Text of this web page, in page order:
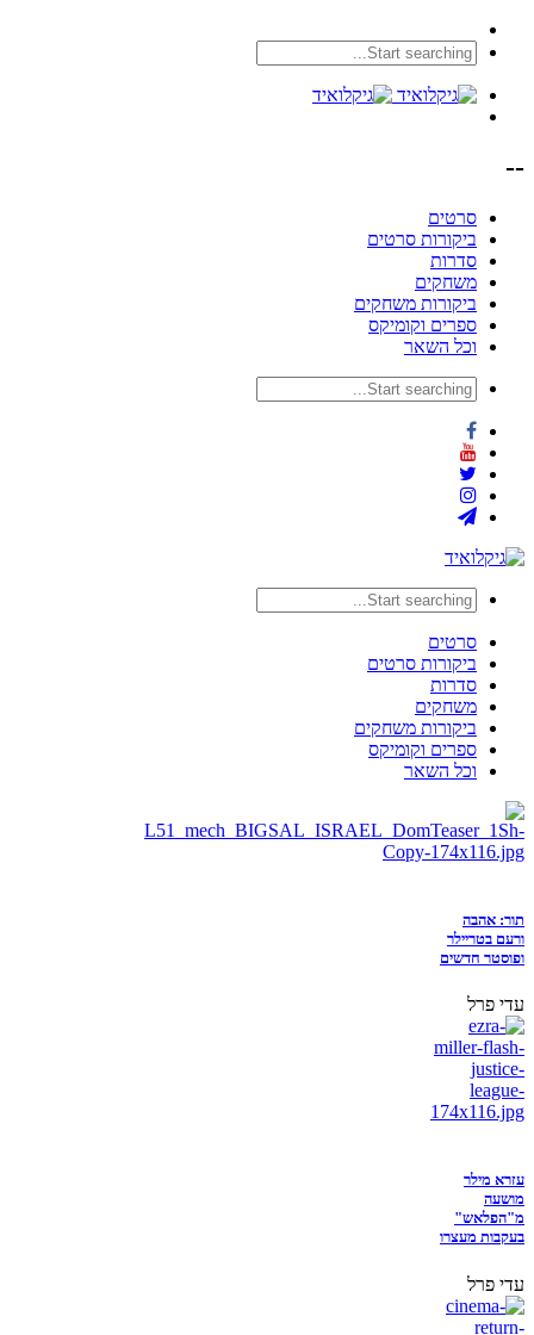
--
סרטים
ביקורות סרטים
סדרות
משחקים
ביקורות משחקים
ספרים וקומיקס
וכל השאר
סרטים
ביקורות סרטים
סדרות
משחקים
ביקורות משחקים
ספרים וקומיקס
וכל השאר
תור: אהבה
ורעם בטריילר
ופוסטר חדשים
עדי פרל
עזרא מילר
מושעה
מ"הפלאש"
בעקבות מעצרו
עדי פרל